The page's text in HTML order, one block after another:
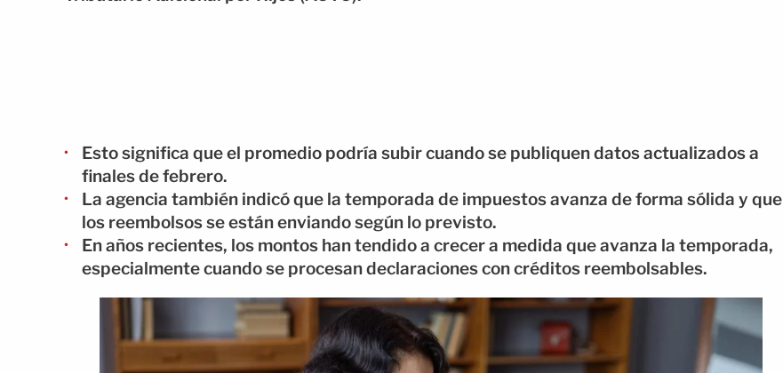
Esto significa que el promedio podría subir cuando se publiquen datos actualizados a
finales de febrero.
La agencia también indicó que la temporada de impuestos avanza de forma sólida y que
los reembolsos se están enviando según lo previsto.
En años recientes, los montos han tendido a crecer a medida que avanza la temporada,
especialmente cuando se procesan declaraciones con créditos reembolsables.